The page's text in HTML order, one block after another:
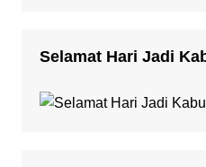
Selamat Hari Jadi